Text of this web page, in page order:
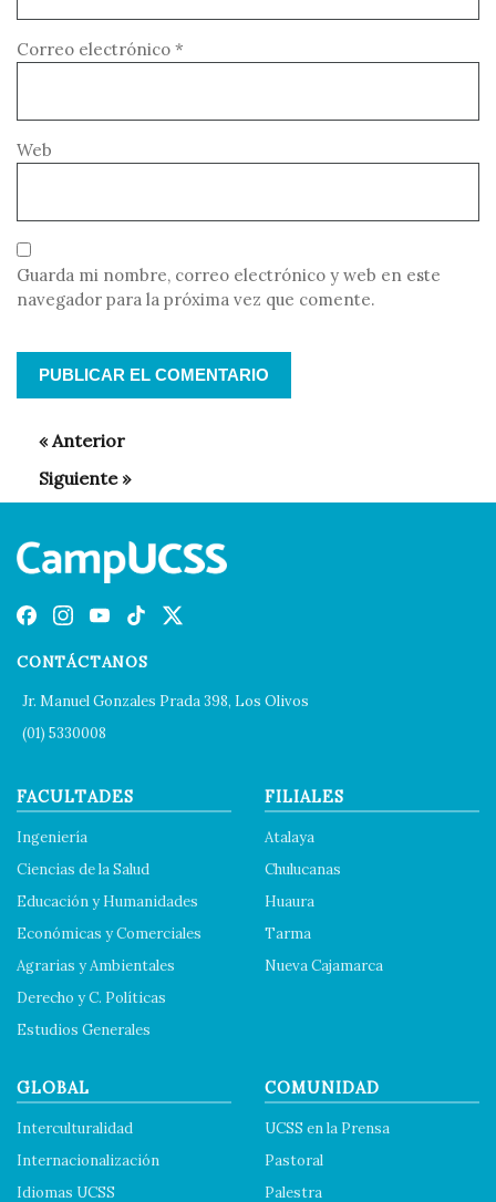
Correo electrónico *
Web
Guarda mi nombre, correo electrónico y web en este
navegador para la próxima vez que comente.
CONTÁCTANOS
Jr. Manuel Gonzales Prada 398, Los Olivos
(01) 5330008
FACULTADES
Ingeniería
Ciencias de la Salud
Educación y Humanidades
Económicas y Comerciales
Agrarias y Ambientales
Derecho y C. Políticas
Estudios Generales
FILIALES
Atalaya
Chulucanas
Huaura
Tarma
Nueva Cajamarca
GLOBAL
Interculturalidad
Internacionalización
Idiomas UCSS
COMUNIDAD
UCSS en la Prensa
Pastoral
Palestra